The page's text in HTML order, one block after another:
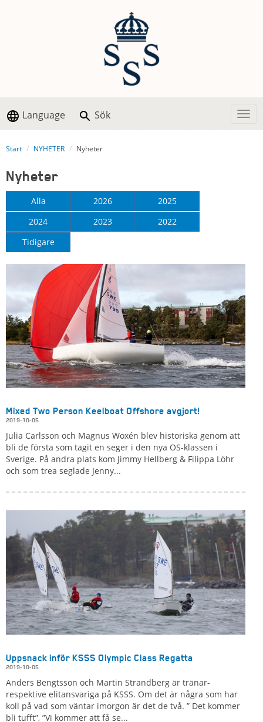
Language Sök
Start NYHETER Nyheter
Nyheter
Alla 2026
2025
2024
2023
2022
Tidigare
Mixed Two Person Keelboat Offshore avgjort!
2019-10-05
Julia Carlsson och Magnus Woxén blev historiska genom att
bli de första som tagit en seger i den nya OS-klassen i
Sverige. På andra plats kom Jimmy Hellberg & Filippa Löhr
och som trea seglade Jenny...
Uppsnack inför KSSS Olympic Class Regatta
2019-10-05
Anders Bengtsson och Martin Strandberg är tränar-
respektive elitansvariga på KSSS. Om det är några som har
koll på vad som väntar imorgon är det de två. ” Det kommer
bli tufft”, ”Vi kommer att få se...